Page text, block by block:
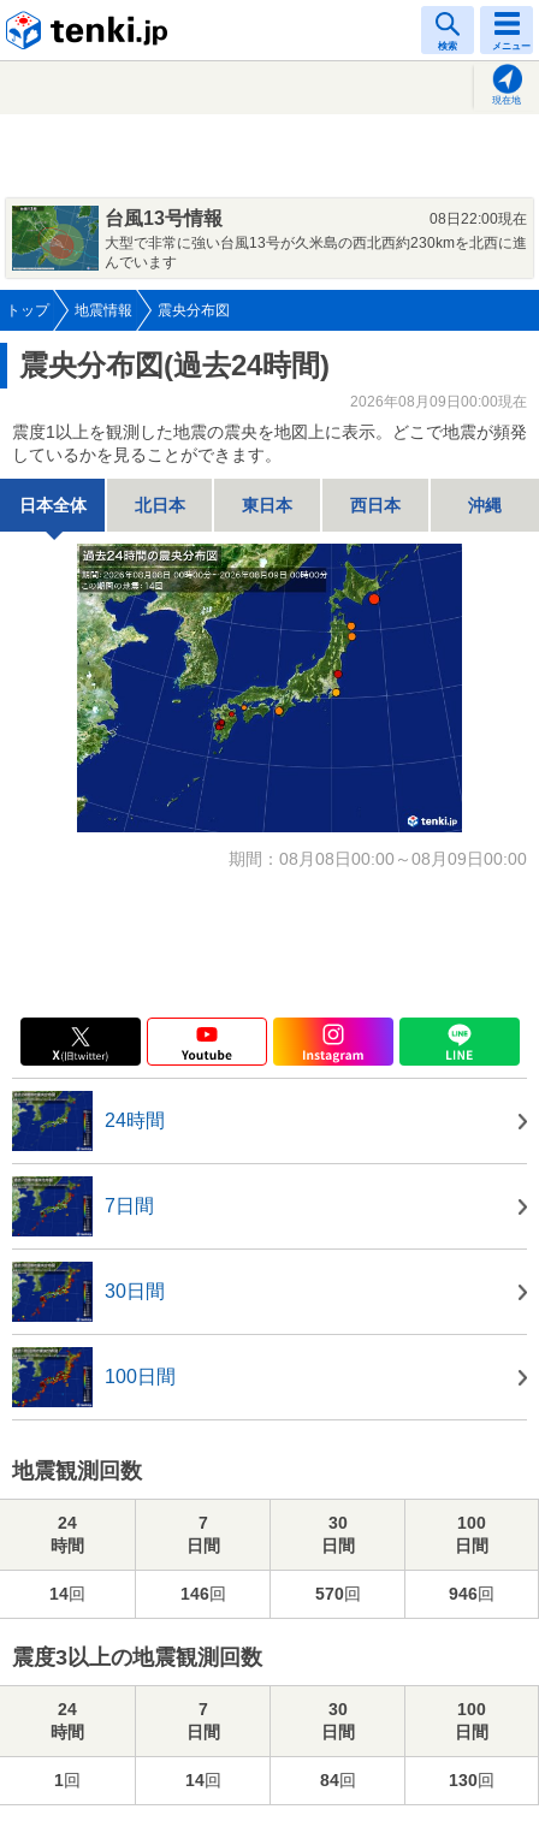
検索 メニュー
現在地
台風13号情報
08日22:00現在
大型で非常に強い台風13号が久米島の西北西約230kmを北西に進
んでいます
トップ 地震情報 震央分布図
震央分布図(過去24時間)
2026年08月09日00:00現在
震度1以上を観測した地震の震央を地図上に表示。どこで地震が頻発
しているかを見ることができます。
日本全体 北日本 東日本 西日本 沖縄
期間：08月08日00:00～08月09日00:00
24時間
7日間
30日間
100日間
地震観測回数
24
時間
7
日間
30
日間
100
日間
14回 146回 570回 946回
震度3以上の地震観測回数
24
時間
7
日間
30
日間
100
日間
1回 14回 84回 130回